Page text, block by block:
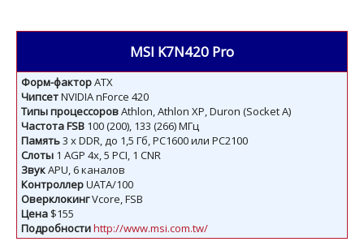
MSI K7N420 Pro
Форм-факторATX
ЧипсетNVIDIA nForce 420
ТипыпроцессоровAthlon, Athlon XP, Duron (Socket A)
ЧастотаFSB 100 (200), 133 (266) МГц
Память3 x DDR, до 1,5 Гб, PC1600 или PC2100
Слоты 1 AGP 4x, 5 PCI, 1 CNR
ЗвукAPU, 6 каналов
КонтроллерUATA/100
ОверклокингVcore, FSB
Цена $155
Подробностиhttp://www.msi.com.tw/